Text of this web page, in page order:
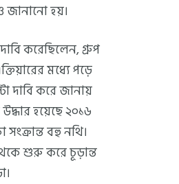
জানানো হয়।
দাবি করেছিলেন, গ্রুপ
মধ্যে পড়ে
দাবি করে জানায়
হয়েছে ২০১৬
বহু নথি।
শুরু করে চূড়ান্ত